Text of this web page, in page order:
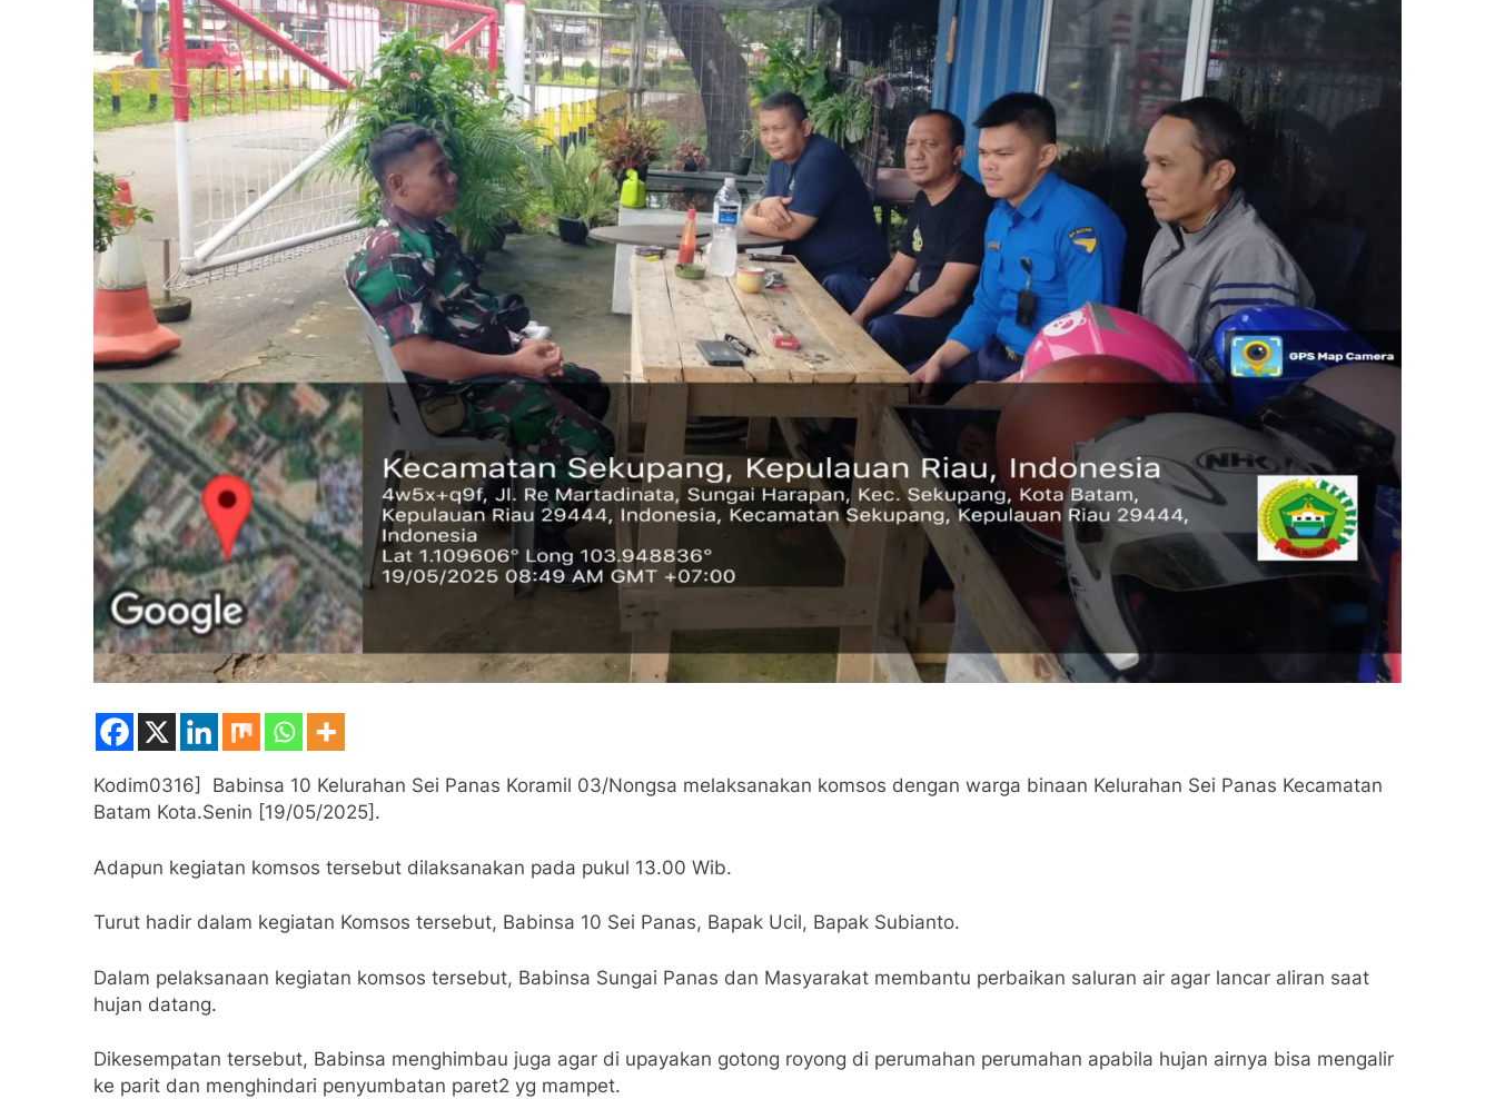
Kodim0316] Babinsa 10 Kelurahan Sei Panas Koramil 03/Nongsa melaksanakan komsos dengan warga binaan Kelurahan Sei Panas Kecamatan
Batam Kota.Senin [19/05/2025].
Adapun kegiatan komsos tersebut dilaksanakan pada pukul 13.00 Wib.
Turut hadir dalam kegiatan Komsos tersebut, Babinsa 10 Sei Panas, Bapak Ucil, Bapak Subianto.
Dalam pelaksanaan kegiatan komsos tersebut, Babinsa Sungai Panas dan Masyarakat membantu perbaikan saluran air agar lancar aliran saat
hujan datang.
Dikesempatan tersebut, Babinsa menghimbau juga agar di upayakan gotong royong di perumahan perumahan apabila hujan airnya bisa mengalir
ke parit dan menghindari penyumbatan paret2 yg mampet.